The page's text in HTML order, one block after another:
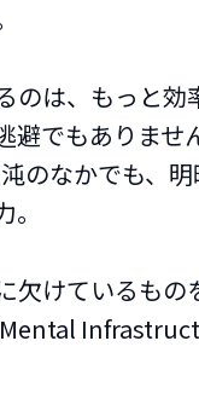
のは、もっと効
避でもありま
のなかでも、
欠けているもの